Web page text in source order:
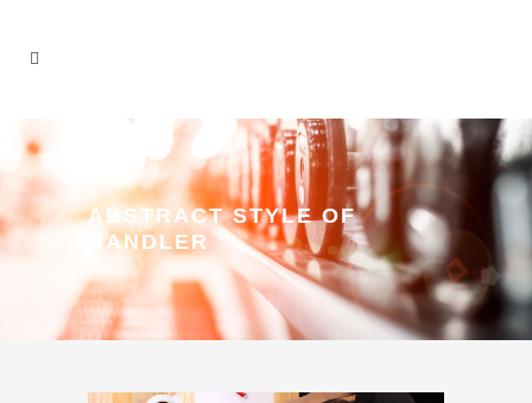
ABSTRACT STYLE OF
HANDLER